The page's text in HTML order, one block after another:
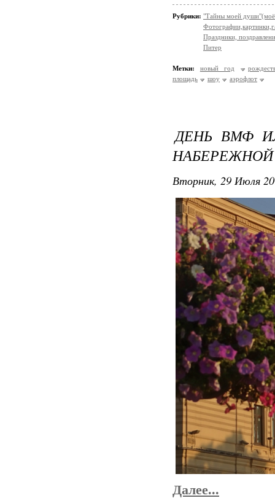
Рубрики: "Тайны моей души"(моё
Праздники,
Питер
Метки: новый год
площадь
шоу аэрофлот
ДЕНЬ ВМФ
НАБЕРЕЖНОЙ
Вторник, 29 Июля
Далее...